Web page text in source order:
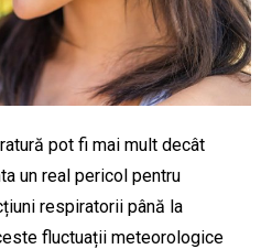
pot fi mai mult decât
un real pericol pentru
respiratorii până la
fluctuații meteorologice